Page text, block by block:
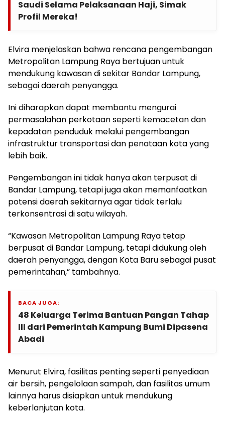
Saudi Selama Pelaksanaan Haji, Simak
Profil Mereka!
Elvira menjelaskan bahwa rencana pengembangan
Metropolitan Lampung Raya bertujuan untuk
mendukung kawasan di sekitar Bandar Lampung,
sebagai daerah penyangga.
Ini diharapkan dapat membantu mengurai
permasalahan perkotaan seperti kemacetan dan
kepadatan penduduk melalui pengembangan
infrastruktur transportasi dan penataan kota yang
lebih baik.
Pengembangan ini tidak hanya akan terpusat di
Bandar Lampung, tetapi juga akan memanfaatkan
potensi daerah sekitarnya agar tidak terlalu
terkonsentrasi di satu wilayah.
“Kawasan Metropolitan Lampung Raya tetap
berpusat di Bandar Lampung, tetapi didukung oleh
daerah penyangga, dengan Kota Baru sebagai pusat
pemerintahan,” tambahnya.
BACA JUGA:
48 Keluarga Terima Bantuan Pangan Tahap
III dari Pemerintah Kampung Bumi Dipasena
Abadi
Menurut Elvira, fasilitas penting seperti penyediaan
air bersih, pengelolaan sampah, dan fasilitas umum
lainnya harus disiapkan untuk mendukung
keberlanjutan kota.